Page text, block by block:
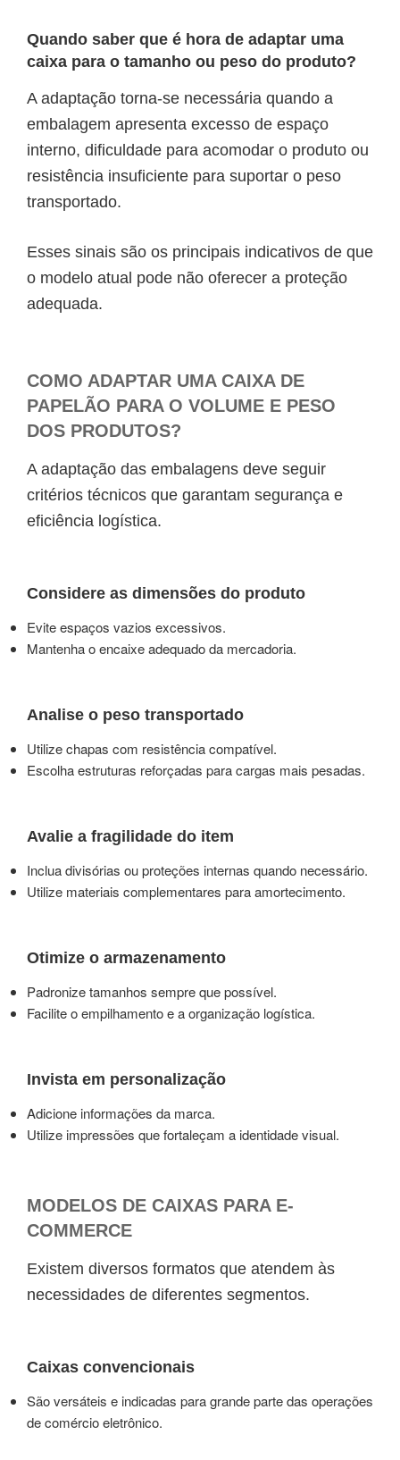
Quando saber que é hora de adaptar uma
caixa para o tamanho ou peso do produto?
A adaptação torna-se necessária quando a
embalagem apresenta excesso de espaço
interno, dificuldade para acomodar o produto ou
resistência insuficiente para suportar o peso
transportado.
Esses sinais são os principais indicativos de que
o modelo atual pode não oferecer a proteção
adequada.
COMO ADAPTAR UMA CAIXA DE
PAPELÃO PARA O VOLUME E PESO
DOS PRODUTOS?
A adaptação das embalagens deve seguir
critérios técnicos que garantam segurança e
eficiência logística.
Considere as dimensões do produto
Evite espaços vazios excessivos.
Mantenha o encaixe adequado da mercadoria.
Analise o peso transportado
Utilize chapas com resistência compatível.
Escolha estruturas reforçadas para cargas mais pesadas.
Avalie a fragilidade do item
Inclua divisórias ou proteções internas quando necessário.
Utilize materiais complementares para amortecimento.
Otimize o armazenamento
Padronize tamanhos sempre que possível.
Facilite o empilhamento e a organização logística.
Invista em personalização
Adicione informações da marca.
Utilize impressões que fortaleçam a identidade visual.
MODELOS DE CAIXAS PARA E-
COMMERCE
Existem diversos formatos que atendem às
necessidades de diferentes segmentos.
Caixas convencionais
São versáteis e indicadas para grande parte das operações
de comércio eletrônico.